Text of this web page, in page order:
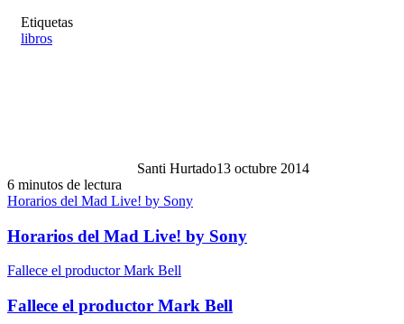
Etiquetas
libros
Santi Hurtado13 octubre 2014
6 minutos de lectura
Horarios del Mad Live! by Sony
Horarios del Mad Live! by Sony
Fallece el productor Mark Bell
Fallece el productor Mark Bell